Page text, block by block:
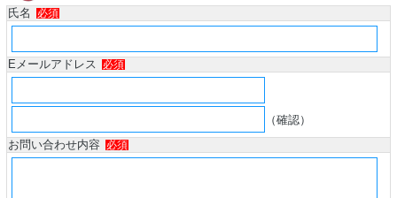
氏名 必須
Eメールアドレス 必須
（確認）
お問い合わせ内容
必須